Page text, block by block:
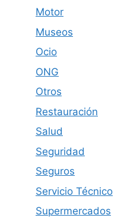
Motor
Museos
Ocio
ONG
Otros
Restauración
Salud
Seguridad
Seguros
Servicio Técnico
Supermercados